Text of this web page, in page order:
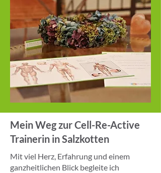
Mein Weg zur Cell-Re-Active
Trainerin in Salzkotten
Mit viel Herz, Erfahrung und einem
ganzheitlichen Blick begleite ich